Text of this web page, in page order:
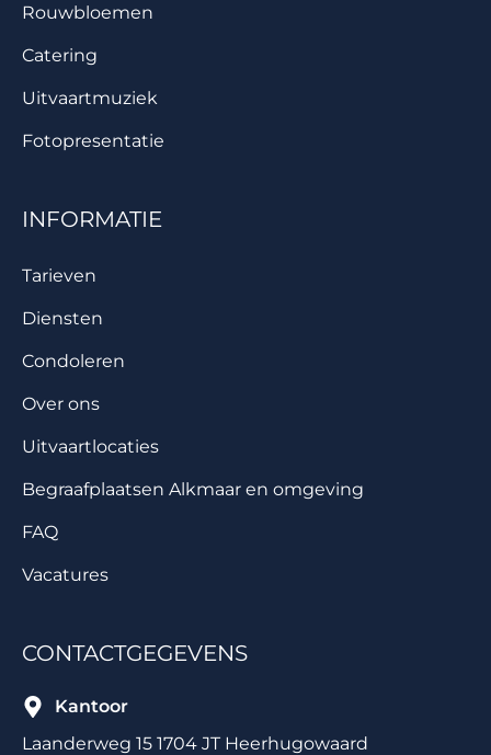
Rouwbloemen
Catering
Uitvaartmuziek
Fotopresentatie
INFORMATIE
Tarieven
Diensten
Condoleren
Over ons
Uitvaartlocaties
Begraafplaatsen Alkmaar en omgeving
FAQ
Vacatures
CONTACTGEGEVENS
Kantoor
Laanderweg 15 1704 JT Heerhugowaard